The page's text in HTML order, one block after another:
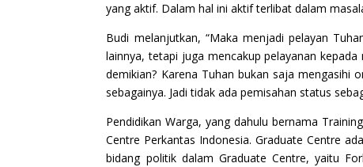
yang aktif. Dalam hal ini aktif terlibat dalam
Budi melanjutkan, “Maka menjadi pelayan
lainnya, tetapi juga mencakup pelayanan
demikian? Karena Tuhan bukan saja
sebagainya. Jadi tidak ada pemisahan status
Pendidikan Warga, yang dahulu bernama
Centre Perkantas Indonesia. Graduate Centre
bidang politik dalam Graduate Centre, yaitu